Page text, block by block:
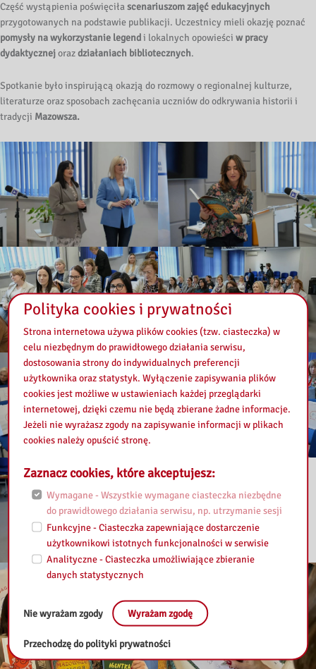
Część wystąpienia poświęciłascenariuszom zajęć edukacyjnych
przygotowanych na podstawie publikacji. Uczestnicy mieli okazję poznać
pomysły na wykorzystanie legendi lokalnych opowieści w pracy
dydaktycznejorazdziałaniach bibliotecznych.
Spotkanie było inspirującą okazją do rozmowy o regionalnej kulturze,
literaturze oraz sposobach zachęcania uczniów do odkrywania historii i
tradycji Mazowsza.
Polityka cookies i prywatności
Strona internetowa używa plików cookies (tzw. ciasteczka) w
celu niezbędnym do prawidłowego działania serwisu,
dostosowania strony do indywidualnych preferencji
użytkownika oraz statystyk. Wyłączenie zapisywania plików
cookies jest możliwe w ustawieniach każdej przeglądarki
internetowej, dzięki czemu nie będą zbierane żadne informacje.
Jeżeli nie wyrażasz zgody na zapisywanie informacji w plikach
cookies należy opuścić stronę.
Zaznacz cookies, które akceptujesz:
Wymagane - Wszystkie wymagane ciasteczka niezbędne
do prawidłowego działania serwisu, np. utrzymanie sesji
Funkcyjne - Ciasteczka zapewniające dostarczenie
użytkownikowi istotnych funkcjonalności w serwisie
Analityczne - Ciasteczka umożliwiające zbieranie
danych statystycznych
Nie wyrażam zgody Wyrażam zgodę
Przechodzę do polityki prywatności